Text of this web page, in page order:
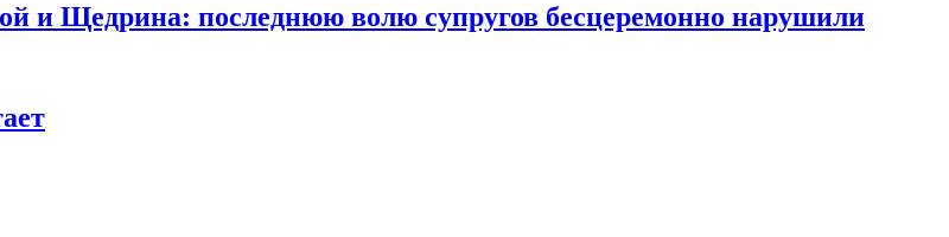
и Щедрина: последнюю волю супругов бесцеремонно нарушили